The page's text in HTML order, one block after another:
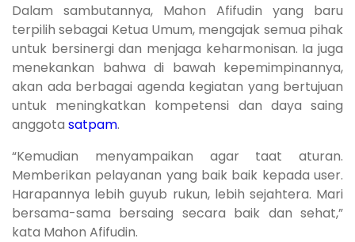
Dalam sambutannya, Mahon Afifudin yang baru
terpilih sebagai Ketua Umum, mengajak semua pihak
untuk bersinergi dan menjaga keharmonisan. Ia juga
menekankan bahwa di bawah kepemimpinannya,
akan ada berbagai agenda kegiatan yang bertujuan
untuk meningkatkan kompetensi dan daya saing
anggota satpam.
“Kemudian menyampaikan agar taat aturan.
Memberikan pelayanan yang baik baik kepada user.
Harapannya lebih guyub rukun, lebih sejahtera. Mari
bersama-sama bersaing secara baik dan sehat,”
kata Mahon Afifudin.